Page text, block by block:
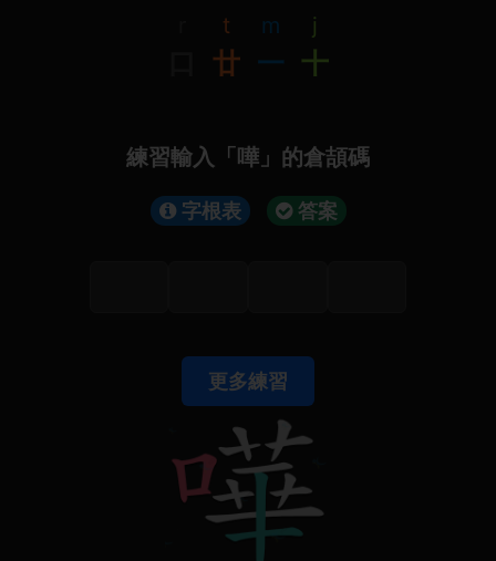
t
廿
m
一
j
十
練習輸入「嘩」的倉頡碼
字根表 答案
更多練習